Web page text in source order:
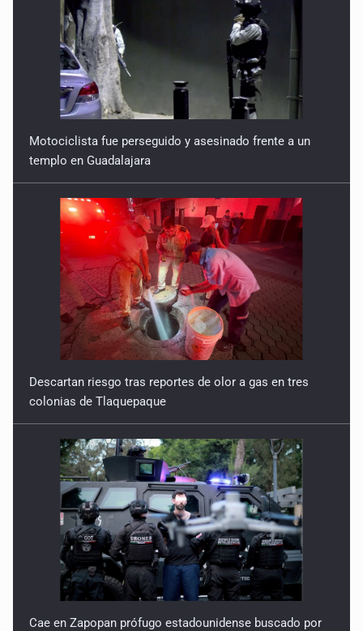
Motociclista fue perseguido y asesinado frente a un
templo en Guadalajara
Descartan riesgo tras reportes de olor a gas en tres
colonias de Tlaquepaque
Cae en Zapopan prófugo estadounidense buscado por